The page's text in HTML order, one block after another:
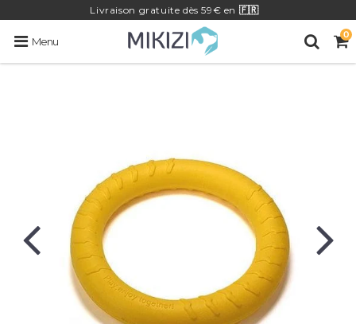
Livraison gratuite dès 59€ en 🇫🇷
Menu
0